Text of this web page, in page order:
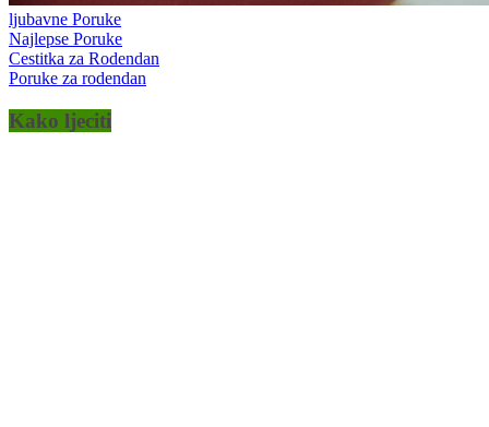
ljubavne Poruke
Najlepse Poruke
Cestitka za Rodendan
Poruke za rodendan
Kako ljeciti